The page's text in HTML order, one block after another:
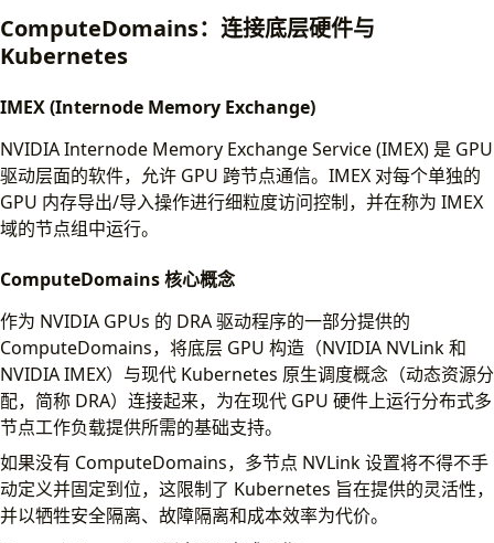
ComputeDomains：连接底层硬件与
Kubernetes
IMEX (Internode Memory Exchange)
NVIDIA Internode Memory Exchange Service (IMEX) 是 GPU
驱动层面的软件，允许 GPU 跨节点通信。IMEX 对每个单独的
GPU 内存导出/导入操作进行细粒度访问控制，并在称为 IMEX
域的节点组中运行。
ComputeDomains 核心概念
作为 NVIDIA GPUs 的 DRA 驱动程序的一部分提供的
ComputeDomains，将底层 GPU 构造（NVIDIA NVLink 和
NVIDIA IMEX）与现代 Kubernetes 原生调度概念（动态资源分
配，简称 DRA）连接起来，为在现代 GPU 硬件上运行分布式多
节点工作负载提供所需的基础支持。
如果没有 ComputeDomains，多节点 NVLink 设置将不得不手
动定义并固定到位，这限制了 Kubernetes 旨在提供的灵活性，
并以牺牲安全隔离、故障隔离和成本效率为代价。